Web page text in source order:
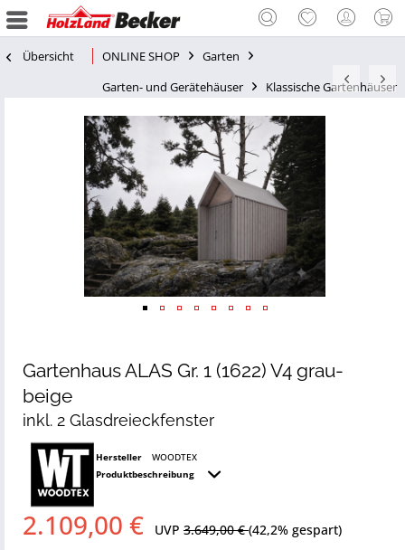
Übersicht ONLINE SHOP
Garten
Garten- und Gerätehäuser
Klassische Gartenhäuser
Gartenhaus ALAS Gr. 1 (1622) V4 grau-
beige
inkl. 2 Glasdreieckfenster
Hersteller
WOODTEX
Produktbeschreibung
2.109,00 € UVP 3.649,00 €(42,2% gespart)